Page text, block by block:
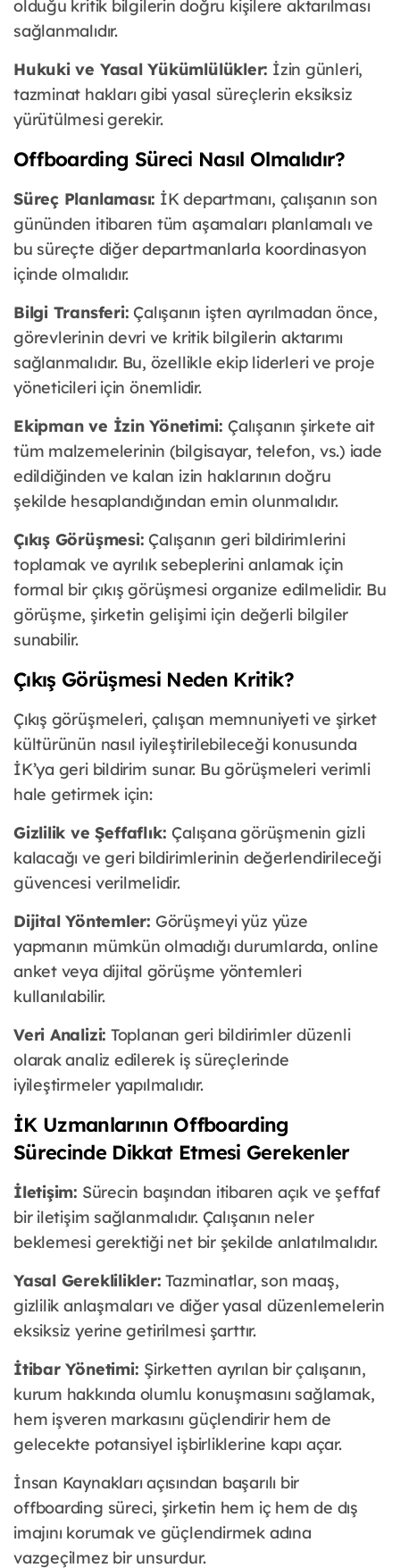
olduğu kritik bilgilerin doğru kişilere aktarılması
sağlanmalıdır.
Hukuki ve Yasal Yükümlülükler: İzin günleri,
tazminat hakları gibi yasal süreçlerin eksiksiz
yürütülmesi gerekir.
Offboarding Süreci Nasıl Olmalıdır?
Süreç Planlaması: İK departmanı, çalışanın son
gününden itibaren tüm aşamaları planlamalı ve
bu süreçte diğer departmanlarla koordinasyon
içinde olmalıdır.
Bilgi Transferi: Çalışanın işten ayrılmadan önce,
görevlerinin devri ve kritik bilgilerin aktarımı
sağlanmalıdır. Bu, özellikle ekip liderleri ve proje
yöneticileri için önemlidir.
Ekipman ve İzin Yönetimi: Çalışanın şirkete ait
tüm malzemelerinin (bilgisayar, telefon, vs.) iade
edildiğinden ve kalan izin haklarının doğru
şekilde hesaplandığından emin olunmalıdır.
Çıkış Görüşmesi: Çalışanın geri bildirimlerini
toplamak ve ayrılık sebeplerini anlamak için
formal bir çıkış görüşmesi organize edilmelidir. Bu
görüşme, şirketin gelişimi için değerli bilgiler
sunabilir.
Çıkış Görüşmesi Neden Kritik?
Çıkış görüşmeleri, çalışan memnuniyeti ve şirket
kültürünün nasıl iyileştirilebileceği konusunda
İK’ya geri bildirim sunar. Bu görüşmeleri verimli
hale getirmek için:
Gizlilik ve Şeffaflık: Çalışana görüşmenin gizli
kalacağı ve geri bildirimlerinin değerlendirileceği
güvencesi verilmelidir.
Dijital Yöntemler: Görüşmeyi yüz yüze
yapmanın mümkün olmadığı durumlarda, online
anket veya dijital görüşme yöntemleri
kullanılabilir.
Veri Analizi: Toplanan geri bildirimler düzenli
olarak analiz edilerek iş süreçlerinde
iyileştirmeler yapılmalıdır.
İK Uzmanlarının Offboarding
Sürecinde Dikkat Etmesi Gerekenler
İletişim: Sürecin başından itibaren açık ve şeffaf
bir iletişim sağlanmalıdır. Çalışanın neler
beklemesi gerektiği net bir şekilde anlatılmalıdır.
Yasal Gereklilikler: Tazminatlar, son maaş,
gizlilik anlaşmaları ve diğer yasal düzenlemelerin
eksiksiz yerine getirilmesi şarttır.
İtibar Yönetimi: Şirketten ayrılan bir çalışanın,
kurum hakkında olumlu konuşmasını sağlamak,
hem işveren markasını güçlendirir hem de
gelecekte potansiyel işbirliklerine kapı açar.
İnsan Kaynakları açısından başarılı bir
offboarding süreci, şirketin hem iç hem de dış
imajını korumak ve güçlendirmek adına
vazgeçilmez bir unsurdur.